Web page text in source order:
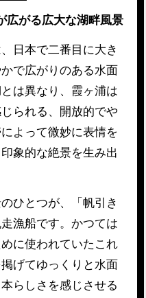
広がる広大な湖畔風景
日本で二番目に大き
で広がりのある水面
は異なり、霞ヶ浦は
られる、開放的でや
よって微妙に表情を
象的な絶景を生み出
ひとつが、「帆引き
漁船です。かつては
に使われていたこれ
げてゆっくりと水面
らしさを感じさせる